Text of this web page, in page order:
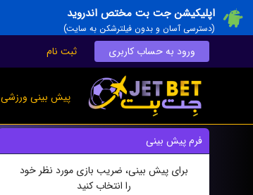
اپلیکیشن جت بت مختص اندروید
(دسترسی آسان و بدون فیلترشکن به سایت)
ورود به حساب کاربری ثبت نام
پیش بینی ورزشی
فرم پیش بینی
برای پیش بینی، ضریب بازی مورد نظر خود
را انتخاب کنید